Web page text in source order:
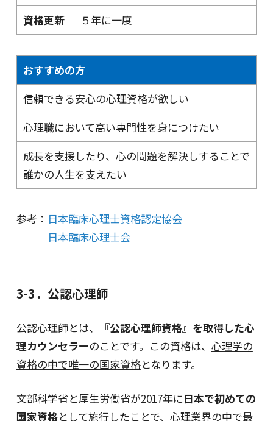
資格更新
５年に一度
おすすめの方
信頼できる安心の心理資格が欲しい
心理職において高い専門性を身につけたい
成長を支援したり、心の問題を解決しすることで
誰かの人生を支えたい
参考： 日本臨床心理士資格認定協会
日本臨床心理士会
3-3．公認心理師
公認心理師とは、
『公認心理師資格』を取得した心
理カウンセラーのことです。この資格は、 心理学の
資格の中で唯一の国家資格となります。
文部科学省と厚生労働省が2017年に日本で初めての
国家資格として施行したことで、心理業界の中で最